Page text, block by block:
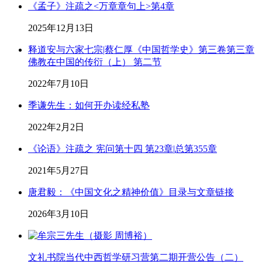
《孟子》注疏之<万章章句上>第4章
2025年12月13日
释道安与六家七宗|蔡仁厚《中国哲学史》第三卷第三章
佛教在中国的传衍（上） 第二节
2022年7月10日
季谦先生：如何开办读经私塾
2022年2月2日
《论语》注疏之 宪问第十四 第23章|总第355章
2021年5月27日
唐君毅：《中国文化之精神价值》目录与文章链接
2026年3月10日
文礼书院当代中西哲学研习营第二期开营公告（二）